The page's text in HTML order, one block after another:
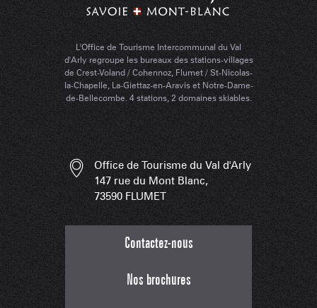
L'Office de Tourisme Intercommunal du Val
d'Arly regroupe les bureaux des stations-villages
de Crest-Voland / Cohennoz, Flumet / St-Nicolas-
la-Chapelle, La-Giettaz-en-Aravis et Notre-Dame-
de-Bellecombe. 4 stations, 2 domaines skiables.
Office de Tourisme du Val d'Arly
147 rue du Mont Blanc,
73590 FLUMET
Contactez-nous
Nos brochures